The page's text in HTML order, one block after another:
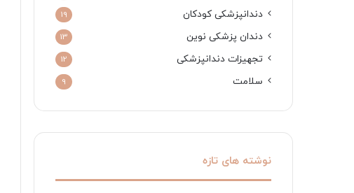
دندانپزشکی کودکان 19
دندان پزشکی نوین 13
تجهیزات دندانپزشکی 12
سلامت 9
نوشته های تازه